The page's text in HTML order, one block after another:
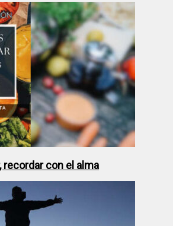
recordar con el alma